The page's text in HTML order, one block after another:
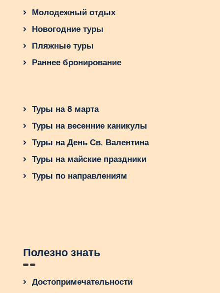
Молодежный отдых
Новогодние туры
Пляжные туры
Раннее бронирование
Туры на 8 марта
Туры на весенние каникулы
Туры на День Св. Валентина
Туры на майские праздники
Туры по направлениям
Полезно знать
Достопримечательности